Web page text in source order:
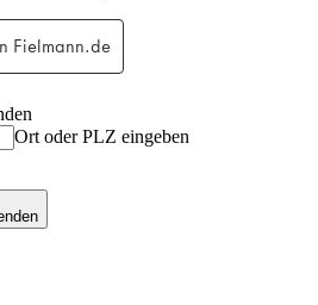
Ort oder PLZ eingeben